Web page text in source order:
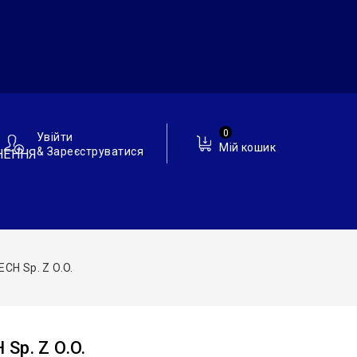
Мій кошик
0
Увійти
& Зареєструватися
Sp. Z O.o.
Sp. Z O.o.